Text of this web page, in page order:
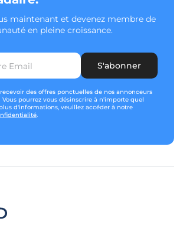
maintenant et devenez membre de
en pleine croissance.
S'abonner
des offres ponctuelles de nos annonceurs
Vous pourrez vous désinscrire à n'importe quel
d'informations, veuillez accéder à notre
.